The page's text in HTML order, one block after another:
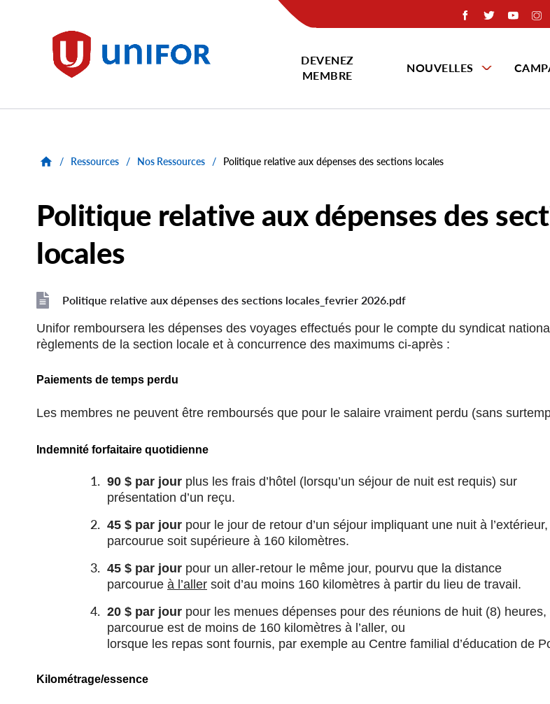
Unifor
DEVENEZ
MEMBRE
NOUVELLES
/ Ressources / Nos Ressources / Politique relative aux dépenses des sections locales
Politique relative aux dépenses des
locales
File
File
Politique relative aux dépenses des sections locales_fevrier 2026.pdf
Unifor remboursera les dépenses des voyages effectués pour le compte du syndicat
règlements de la section locale et à concurrence des maximums ci-après :
Paiements de temps perdu
Les membres ne peuvent être remboursés que pour le salaire vraiment perdu (sans
Indemnité forfaitaire quotidienne
90 $ par jour plus les frais d’hôtel (lorsqu’un séjour de nuit est requis) sur
présentation d’un reçu.
45 $ par jour pour le jour de retour d’un séjour impliquant une nuit à
parcourue soit supérieure à 160 kilomètres.
45 $ par jour pour un aller-retour le même jour, pourvu que la distance
parcourue à l’aller soit d’au moins 160 kilomètres à partir du lieu de travail.
20 $ par jour pour les menues dépenses pour des réunions de huit (8)
parcourue est de moins de 160 kilomètres à l’aller, ou
lorsque les repas sont fournis, par exemple au Centre familial d’éducation de
Kilométrage/essence